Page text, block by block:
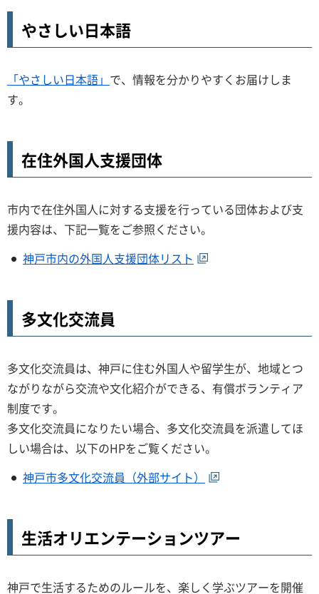
やさしい日本語
「やさしい日本語」 で、情報を分かりやすくお届けしま
す。
在住外国人支援団体
市内で在住外国人に対する支援を行っている団体および支
援内容は、下記一覧をご参照ください。
神戸市内の外国人支援団体リスト
多文化交流員
多文化交流員は、神戸に住む外国人や留学生が、地域とつ
ながりながら交流や文化紹介ができる、有償ボランティア
制度です。
多文化交流員になりたい場合、多文化交流員を派遣してほ
しい場合は、以下のHPをご覧ください。
神戸市多文化交流員（外部サイト）
生活オリエンテーションツアー
神戸で生活するためのルールを、楽しく学ぶツアーを開催